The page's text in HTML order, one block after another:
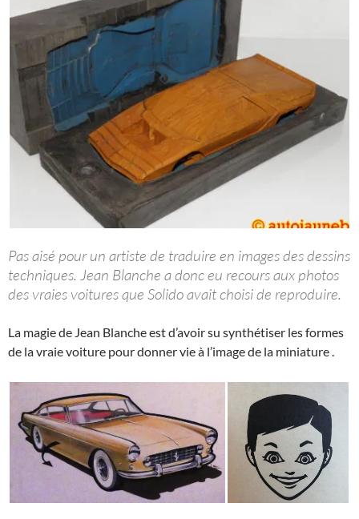
Pas aisé pour un artiste de traduire en images des dessins
techniques. Jean Blanche a donc eu recours aux photos
des vraies voitures que Solido avait choisi de reproduire.
La magie de Jean Blanche est d’avoir su synthétiser les formes
de la vraie voiture pour donner vie à l’image de la miniature .